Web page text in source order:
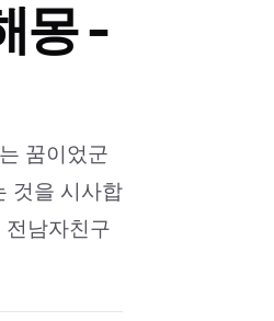
몽 -
꿈이었군
것을 시사합
남자친구